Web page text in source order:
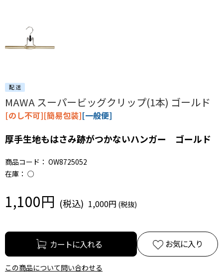
MAWA スーパービッグクリップ(1本) ゴールド
[のし不可][簡易包装][一般便]
厚手生地もはさみ跡がつかないハンガー ゴールド
商品コード： OW8725052
在庫： ○
1,100円 1,000円
お気に入り
この商品について問い合わせる